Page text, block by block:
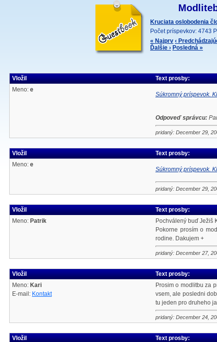
Kruciata oslobodenia
Počet príspevkov: 4743
« Najprv ‹
Ďalšie › Posledná »
Vložil
Meno: e
Text prosby:
Súkromný príspevok.
Odpoveď správcu:
pridaný: December 29,
Vložil
Meno: e
Text prosby:
Súkromný príspevok.
pridaný: December 29,
Vložil
Meno: Patrik
Text prosby:
Pochválený buď Ježiš
Pokorne prosím o
rodine. Dakujem +
pridaný: December 27,
Vložil
Meno: Kari
E-mail: Kontakt
Text prosby:
Prosim o modlitbu za
vsem, ale posledni
tu jeden pro druheho
pridaný: December 24,
Vložil
Text prosby: